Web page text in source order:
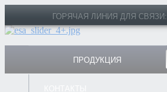
ГОРЯЧАЯ ЛИНИЯ ДЛЯ СВЯЗИ:
ПРОДУКЦИЯ